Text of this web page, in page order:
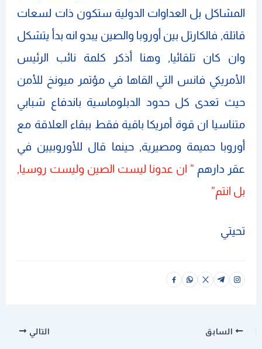
المشاكل بل العداوات الدولية ستكون ذات لسعات
قاتلة, فالكارتل بين أوروبا والصين يبدو انه بدأ يتشكل
وان كان تلقائيا, وهنا أذكر كلمة نائب الرئيس
الأمريكي فانس التي القاها في مؤتمر ميونخ للأمن
حيث تعدى كل حدود الدبلوماسية باندفاع شبابي
متناسيا ان قوة أمريكا باقية فقط ببقاء العلاقة مع
أوروبا حميمة ومصيرية, حينما قال للأوروبيين في
عقر دارهم ” ان عدونا ليست الصين وليست روسيا,
بل انتم”
تحيتي
السابق التالي